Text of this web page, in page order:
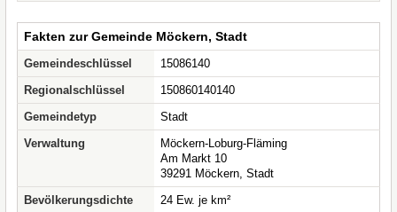
Fakten zur Gemeinde Möckern, Stadt
Gemeindeschlüssel
15086140
Regionalschlüssel
150860140140
Gemeindetyp
Stadt
Verwaltung
Möckern-Loburg-Fläming
Am Markt 10
39291 Möckern, Stadt
Bevölkerungsdichte
24 Ew. je km²